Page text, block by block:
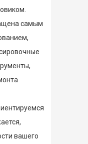
самым
вашего